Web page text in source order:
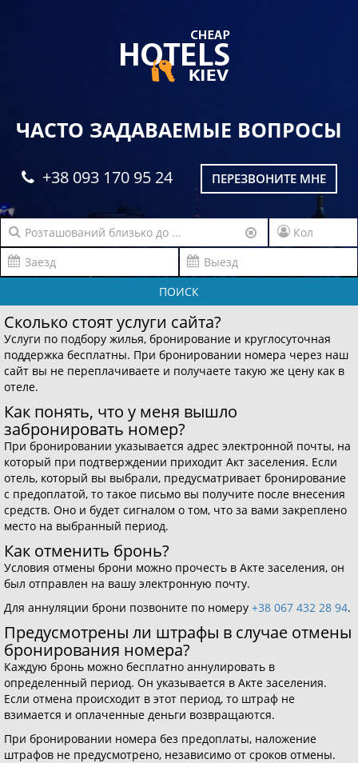
ЧАСТО ЗАДАВАЕМЫЕ ВОПРОСЫ
+38 093 170 95 24 ПЕРЕЗВОНИТЕ МНЕ
ПОИСК
Сколько стоят услуги сайта?
Услуги по подбору жилья, бронирование и круглосуточная
поддержка бесплатны. При бронировании номера через наш
сайт вы не переплачиваете и получаете такую же цену как в
отеле.
Как понять, что у меня вышло
забронировать номер?
При бронировании указывается адрес электронной почты, на
который при подтверждении приходит Акт заселения. Если
отель, который вы выбрали, предусматривает бронирование
с предоплатой, то такое письмо вы получите после внесения
средств. Оно и будет сигналом о том, что за вами закреплено
место на выбранный период.
Как отменить бронь?
Условия отмены брони можно прочесть в Акте заселения, он
был отправлен на вашу электронную почту.
Для аннуляции брони позвоните по номеру +38 067 432 28 94.
Предусмотрены ли штрафы в случае отмены
бронирования номера?
Каждую бронь можно бесплатно аннулировать в
определенный период. Он указывается в Акте заселения.
Если отмена происходит в этот период, то штраф не
взимается и оплаченные деньги возвращаются.
При бронировании номера без предоплаты, наложение
штрафов не предусмотрено, независимо от сроков отмены.